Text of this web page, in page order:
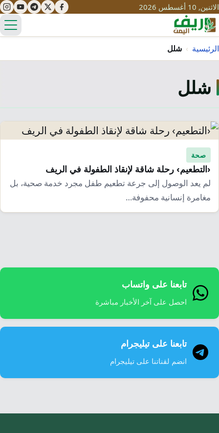
الاثنين, 10 أغسطس 2026
تعليم
مياه
طرُق
قصص نجاح
مبادرات
سياحة
تراث
ثقافة
التغير المناخي
محميات
التلوث
تحديات
حلول
نساء
تقارير صور
فيديو
الرئيسية › شلل
شلل
صحة
‹التطعيم› رحلة شاقة لإنقاذ الطفولة في الريف
لم يعد الوصول إلى جرعة تطعيم طفل مجرد خدمة صحية، بل
مغامرة إنسانية محفوفة…
تابعنا على واتساب
احصل على آخر الأخبار مباشرة
تابعنا على تيليجرام
انضم لقناتنا على تيليجرام